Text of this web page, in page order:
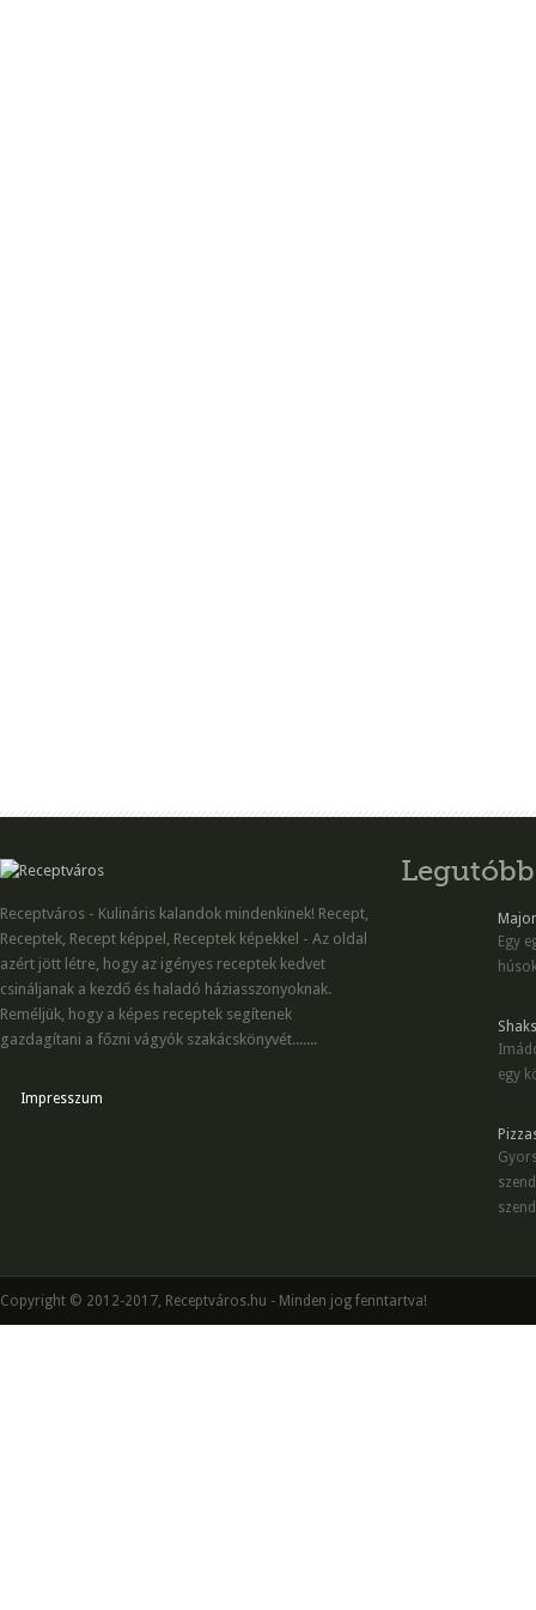
Receptváros - Kulináris kalandok mindenkinek! Recept,
Receptek, Recept képpel, Receptek képekkel - Az oldal
azért jött létre, hogy az igényes receptek kedvet
csináljanak a kezdő és haladó háziasszonyoknak.
Reméljük, hogy a képes receptek segítenek
gazdagítani a főzni vágyók szakácskönyvét.......
Impresszum
Egy
egy
Copyright © 2012-2017, Receptváros.hu - Minden jog fenntartva!